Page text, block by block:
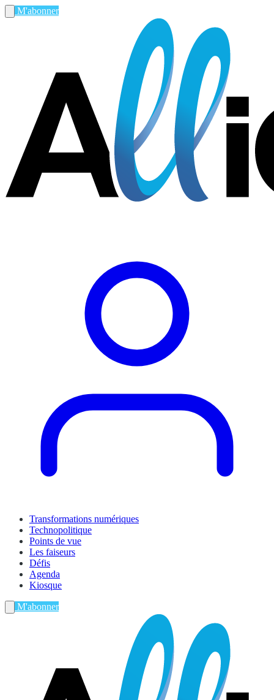
M'abonner
Transformations numériques
Technopolitique
Points de vue
Les faiseurs
Défis
Agenda
Kiosque
M'abonner